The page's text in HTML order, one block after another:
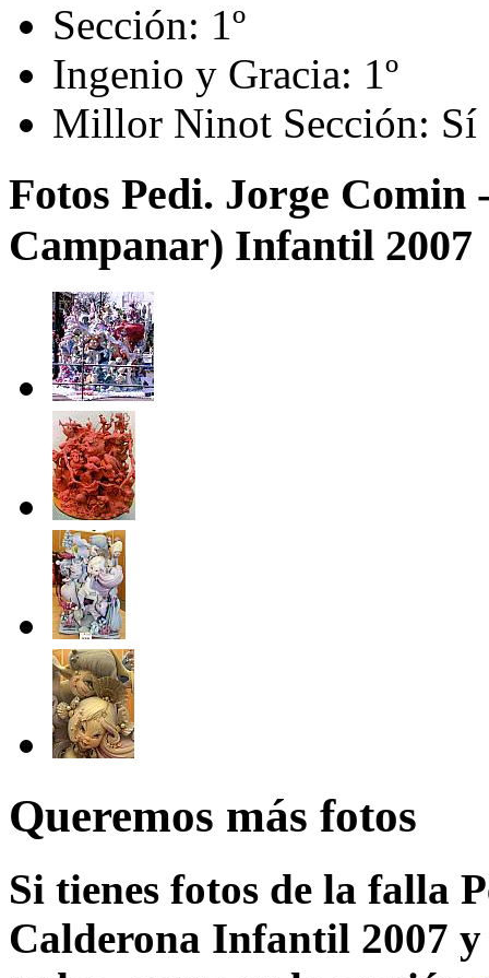
Sección: 1º
Ingenio y Gracia: 1º
Millor Ninot Sección: Sí
Fotos Pedi. Jorge Comin
Campanar) Infantil 2007
Queremos más fotos
Si tienes fotos de la falla
Calderona Infantil 2007